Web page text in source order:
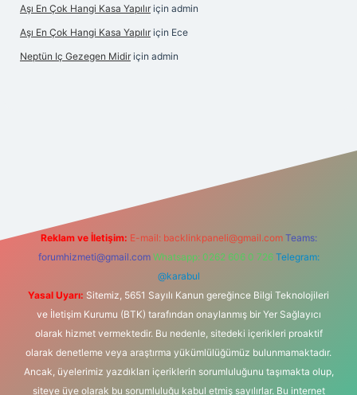
Aşı En Çok Hangi Kasa Yapılır için admin
Aşı En Çok Hangi Kasa Yapılır için Ece
Neptün Iç Gezegen Midir için admin
Reklam ve İletişim: E-mail: backlinkpaneli@gmail.com Teams:
forumhizmeti@gmail.com Whatsapp: 0262 606 0 726 Telegram:
@karabul
Yasal Uyarı: Sitemiz, 5651 Sayılı Kanun gereğince Bilgi Teknolojileri
ve İletişim Kurumu (BTK) tarafından onaylanmış bir Yer Sağlayıcı
olarak hizmet vermektedir. Bu nedenle, sitedeki içerikleri proaktif
olarak denetleme veya araştırma yükümlülüğümüz bulunmamaktadır.
Ancak, üyelerimiz yazdıkları içeriklerin sorumluluğunu taşımakta olup,
siteye üye olarak bu sorumluluğu kabul etmiş sayılırlar. Bu internet